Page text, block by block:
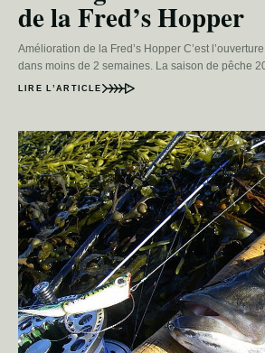
de la Fred’s Hopper
Amélioration de la Fred’s Hopper C’est
dans moins de 2 semaines. La saison de pêche
LIRE L’ARTICLE